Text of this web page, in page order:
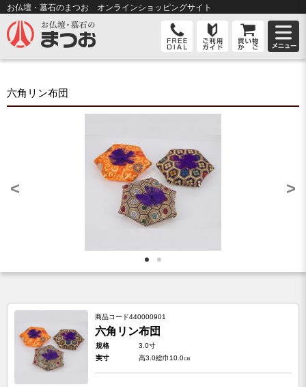
お仏壇・墓石のまつお オンラインショッピングサイト
六角リン布団
< >
商品コード440000901
六角リン布団
規格
3.0寸
実寸
高3.0総巾10.0㎝